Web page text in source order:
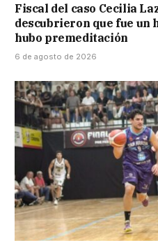
Fiscal del caso Cecilia
descubrieron que fue un
hubo premeditación
6 de agosto de 2026